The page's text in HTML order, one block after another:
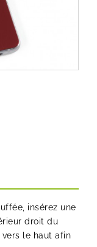
insérez une
droit du
le haut afin